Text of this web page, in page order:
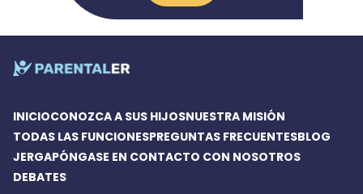
INICIOCONOZCA A SUS HIJOSNUESTRA MISIÓN
TODAS LAS FUNCIONESPREGUNTAS FRECUENTESBLOG
JERGAPÓNGASE EN CONTACTO CON NOSOTROS
DEBATES